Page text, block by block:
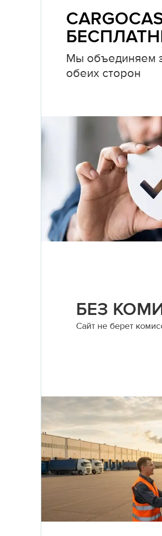
Мы объединяем
обеих сторон
БЕЗ
Сайт не берет